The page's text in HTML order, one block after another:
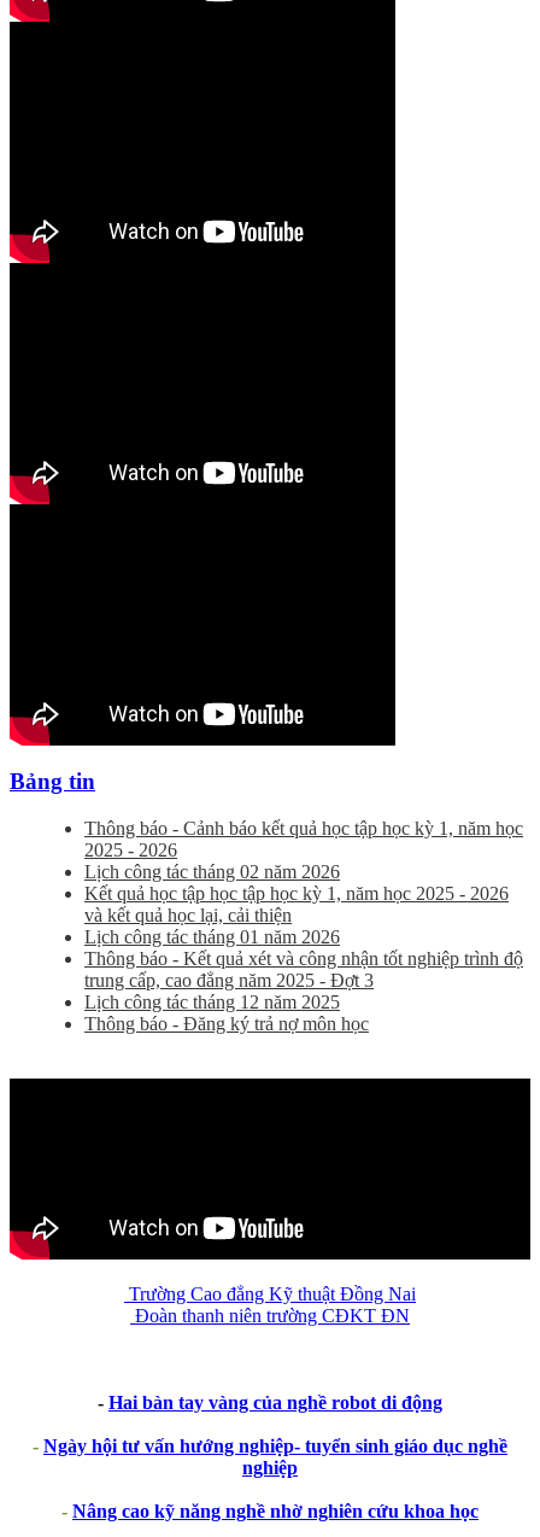
Bảng tin
Thông báo - Cảnh báo kết quả học tập học kỳ 1, năm học
2025 - 2026
Lịch công tác tháng 02 năm 2026
Kết quả học tập học tập học kỳ 1, năm học 2025 - 2026
và kết quả học lại, cải thiện
Lịch công tác tháng 01 năm 2026
Thông báo - Kết quả xét và công nhận tốt nghiệp trình độ
trung cấp, cao đẳng năm 2025 - Đợt 3
Lịch công tác tháng 12 năm 2025
Thông báo - Đăng ký trả nợ môn học
Trường Cao đẳng Kỹ thuật Đồng Nai
Đoàn thanh niên trường CĐKT ĐN
- Hai bàn tay vàng của nghề robot di động
- Ngày hội tư vấn hướng nghiệp- tuyển sinh giáo dục nghề
nghiệp
- Nâng cao kỹ năng nghề nhờ nghiên cứu khoa học